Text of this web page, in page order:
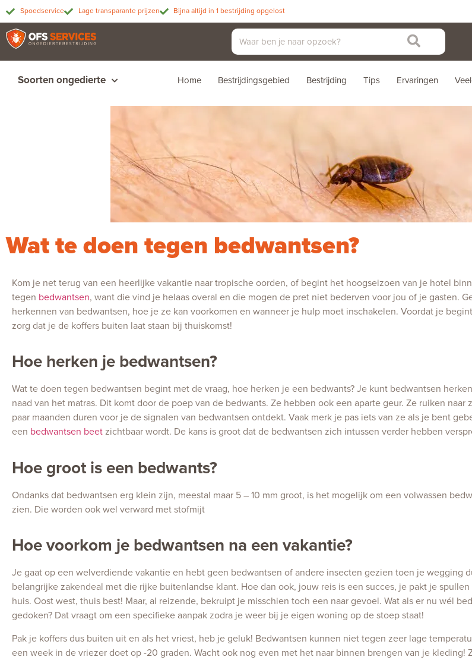
Spoedservice Lage transparante prijzen Bijna altijd in 1 bestrijding opgelost
Soorten ongedierte Home Bestrijdingsgebied Bestrijding Tips Ervaringen
Wat te doen tegen bedwantsen?
Kom je net terug van een heerlijke vakantie naar tropische oorden, of begint het hoogseizoen van je hotel
tegen bedwantsen, want die vind je helaas overal en die mogen de pret niet bederven voor jou of je gasten.
herkennen van bedwantsen, hoe je ze kan voorkomen en wanneer je hulp moet inschakelen. Voordat je
zorg dat je de koffers buiten laat staan bij thuiskomst!
Hoe herken je bedwantsen?
Wat te doen tegen bedwantsen begint met de vraag, hoe herken je een bedwants? Je kunt bedwantsen
naad van het matras. Dit komt door de poep van de bedwants. Ze hebben ook een aparte geur. Ze ruiken
paar maanden duren voor je de signalen van bedwantsen ontdekt. Vaak merk je pas iets van ze als je bent
een bedwantsen beet zichtbaar wordt. De kans is groot dat de bedwantsen zich intussen verder hebben
Hoe groot is een bedwants?
Ondanks dat bedwantsen erg klein zijn, meestal maar 5 – 10 mm groot, is het mogelijk om een volwassen
zien. Die worden ook wel verward met stofmijt
Hoe voorkom je bedwantsen na een vakantie?
Je gaat op een welverdiende vakantie en hebt geen bedwantsen of andere insecten gezien toen je wegging
belangrijke zakendeal met die rijke buitenlandse klant. Hoe dan ook, jouw reis is een succes, je pakt je
huis. Oost west, thuis best! Maar, al reizende, bekruipt je misschien toch een naar gevoel. Wat als er nu wél
gedoken? Dat vraagt om een specifieke aanpak zodra je weer bij je eigen woning op de stoep staat!
Pak je koffers dus buiten uit en als het vriest, heb je geluk! Bedwantsen kunnen niet tegen zeer lage
een week in de vriezer doet op -20 graden. Wacht ook nog even met het naar binnen brengen van je kleding!